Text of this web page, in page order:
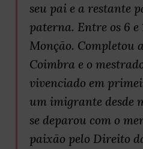
seu pai e a restante
paterna. Entre os 6 e
Monção. Completou
Coimbra e o
vivenciado em
um imigrante desde
se deparou com o
paixão pelo Direito